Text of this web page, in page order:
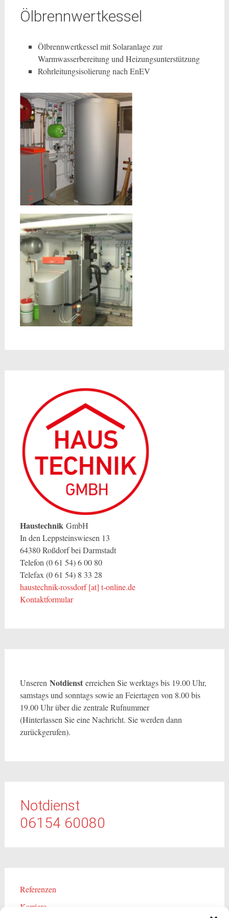
Ölbrennwertkessel
Ölbrennwertkessel mit Solaranlage zur
Warmwasserbereitung und Heizungsunterstützung
Rohrleitungsisolierung nach EnEV
Haustechnik GmbH
In den Leppsteinswiesen 13
64380 Roßdorf bei Darmstadt
Telefon (0 61 54) 6 00 80
Telefax (0 61 54) 8 33 28
haustechnik-rossdorf [at] t-online.de
Kontaktformular
Unseren Notdiensterreichen Sie werktags bis 19.00 Uhr,
samstags und sonntags sowie an Feiertagen von 8.00 bis
19.00 Uhr über die zentrale Rufnummer
(Hinterlassen Sie eine Nachricht. Sie werden dann
zurückgerufen).
Notdienst
06154 60080
Referenzen
Karriere